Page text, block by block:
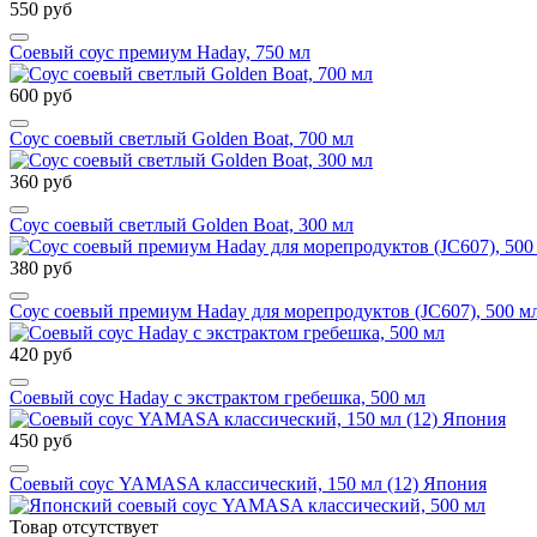
550 руб
Соевый соус премиум Haday, 750 мл
600 руб
Соус соевый светлый Golden Boat, 700 мл
360 руб
Соус соевый светлый Golden Boat, 300 мл
380 руб
Соус соевый премиум Haday для морепродуктов (JC607), 500
420 руб
Соевый соус Haday с экстрактом гребешка, 500 мл
450 руб
Соевый соус YAMASA классический, 150 мл (12) Япония
Товар отсутствует